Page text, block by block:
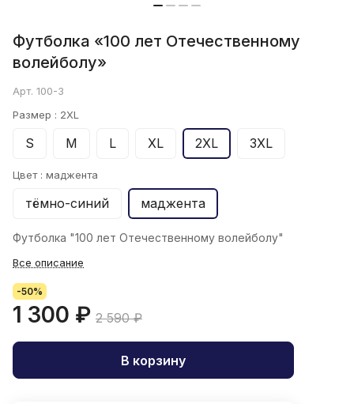
Футболка «100 лет Отечественному
волейболу»
Арт. 100-3
Размер : 2XL
S M L XL 2XL 3XL
Цвет : маджента
тёмно-синий маджента
Футболка "100 лет Отечественному волейболу"
Все описание
-50%
1 300 ₽ 2 590 ₽
В корзину